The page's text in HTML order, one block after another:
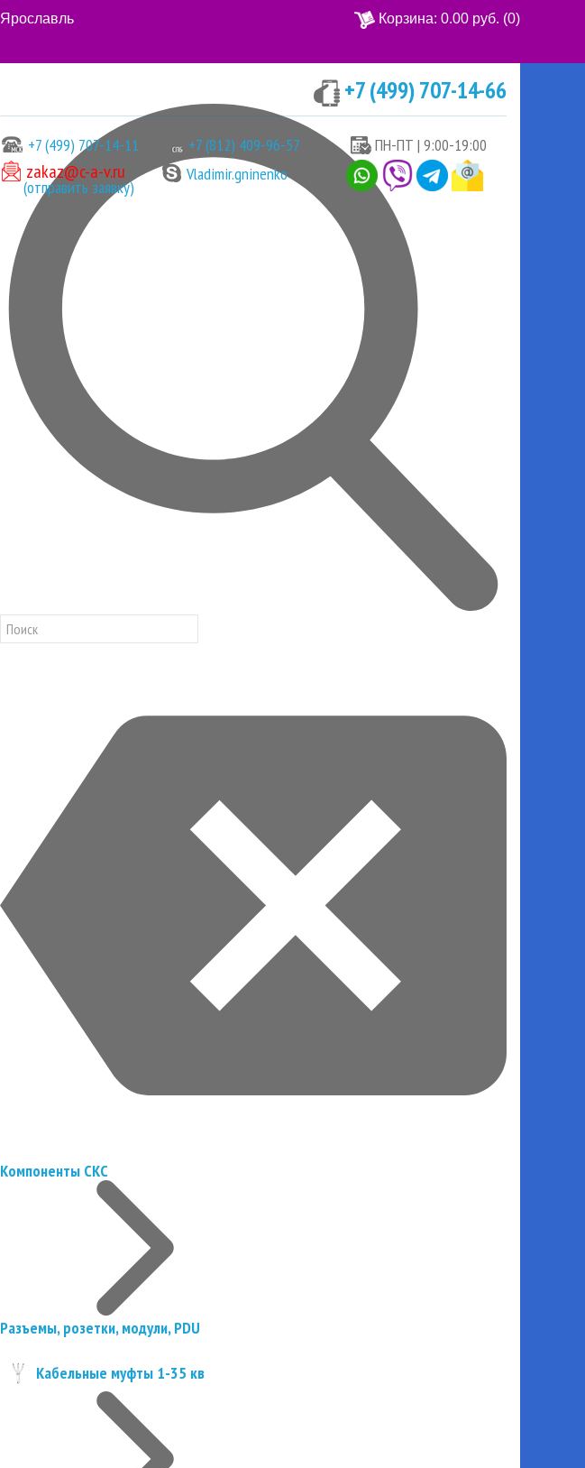
Ярославль
Корзина: 0.00 руб. (0)
+7 (499) 707-14-66
+7 (499) 707-14-11 +7 (812) 409-96-57 ПН-ПТ | 9:00-19:00
zakaz@c-a-v.ru
(отправить заявку)
Vladimir.gninenko
Компоненты СКС
Разъемы, розетки, модули, PDU
Кабельные муфты 1-35 кв